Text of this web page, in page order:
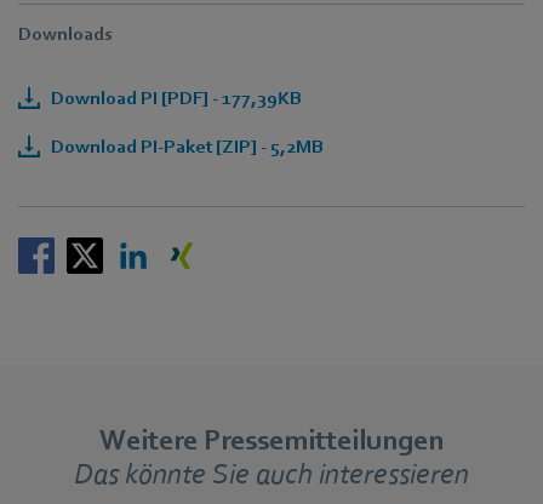
Downloads
Download PI [PDF] - 177,39KB
Download PI-Paket [ZIP] - 5,2MB
Weitere Pressemitteilungen
Das könnte Sie auch interessieren